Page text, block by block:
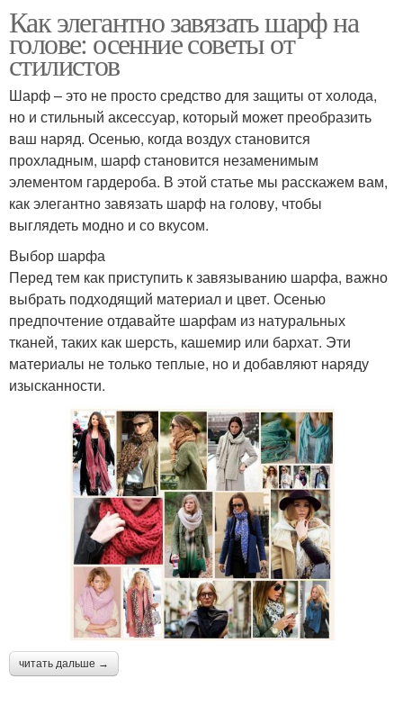
Как элегантно завязать шарф на
голове: осенние советы от
стилистов
Шарф – это не просто средство для защиты от холода,
но и стильный аксессуар, который может преобразить
ваш наряд. Осенью, когда воздух становится
прохладным, шарф становится незаменимым
элементом гардероба. В этой статье мы расскажем вам,
как элегантно завязать шарф на голову, чтобы
выглядеть модно и со вкусом.
Выбор шарфа
Перед тем как приступить к завязыванию шарфа, важно
выбрать подходящий материал и цвет. Осенью
предпочтение отдавайте шарфам из натуральных
тканей, таких как шерсть, кашемир или бархат. Эти
материалы не только теплые, но и добавляют наряду
изысканности.
читать дальше →